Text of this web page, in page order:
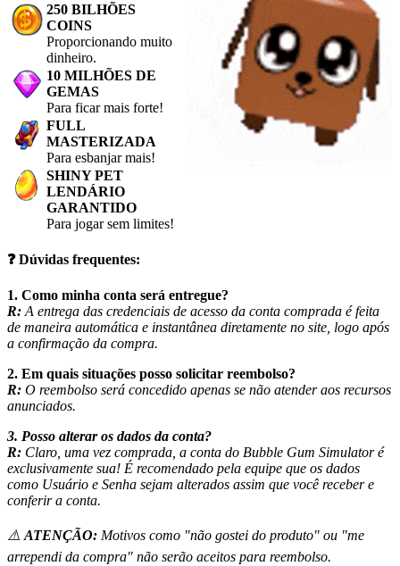
250 BILHÕES
COINS
Proporcionando muito
dinheiro.
10 MILHÕES DE
GEMAS
Para ficar mais forte!
FULL
MASTERIZADA
Para esbanjar mais!
SHINY PET
LENDÁRIO
GARANTIDO
Para jogar sem limites!
❓ Dúvidas frequentes:
1. Como minha conta será entregue?
R: A entrega das credenciais de acesso da conta comprada é feita
de maneira automática e instantânea diretamente no site, logo após
a confirmação da compra.
2. Em quais situações posso solicitar reembolso?
R: O reembolso será concedido apenas se não atender aos recursos
anunciados.
3. Posso alterar os dados da conta?
R: Claro, uma vez comprada, a conta do Bubble Gum Simulator é
exclusivamente sua! É recomendado pela equipe que os dados
como Usuário e Senha sejam alterados assim que você receber e
conferir a conta.
⚠️ ATENÇÃO: Motivos como "não gostei do produto" ou "me
arrependi da compra" não serão aceitos para reembolso.